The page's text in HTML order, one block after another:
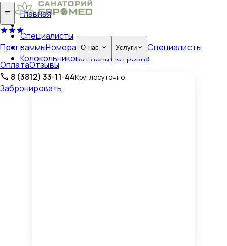
ПрограммыНомера О нас Услуги
Специалисты
ОплатаОтзывы
8 (3812) 33-11-44Круглосуточно
Забронировать
Главная
-
Специалисты
-
Колокольникова Елена Петровна